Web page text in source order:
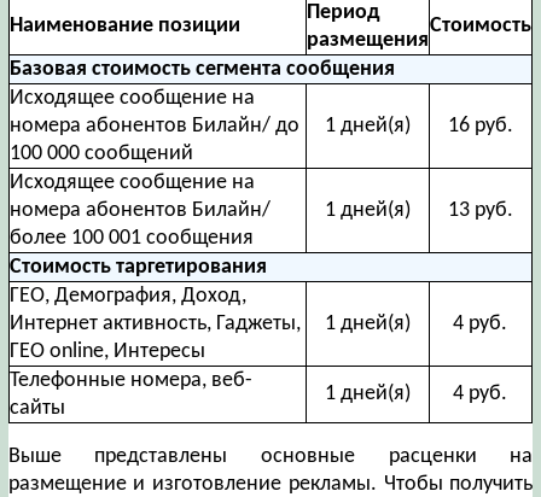
Наименование позиции
Период
размещения
Стоимость
Базовая стоимость сегмента сообщения
Исходящее сообщение на
номера абонентов Билайн/ до
100 000 сообщений
1 дней(я) 16 руб.
Исходящее сообщение на
номера абонентов Билайн/
более 100 001 сообщения
1 дней(я) 13 руб.
Стоимость таргетирования
ГЕО, Демография, Доход,
Интернет активность, Гаджеты,
ГЕО online, Интересы
1 дней(я) 4 руб.
Телефонные номера, веб-
сайты
1 дней(я) 4 руб.
Выше представлены основные расценки на
размещение и изготовление рекламы. Чтобы получить